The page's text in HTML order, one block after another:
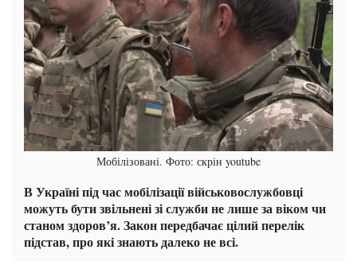
Мобілізовані. Фото: скрін youtube
В Україні під час мобілізації військовослужбовці
можуть бути звільнені зі служби не лише за віком чи
станом здоров’я. Закон передбачає цілий перелік
підстав, про які знають далеко не всі.